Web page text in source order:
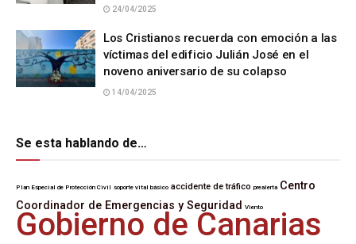
24/04/2025
Los Cristianos recuerda con emoción a las
víctimas del edificio Julián José en el
noveno aniversario de su colapso
14/04/2025
Se esta hablando de…
Plan Especial de Protección Civil soporte vital básico accidente de tráfico prealerta Centro
Coordinador de Emergencias y Seguridad Viento
Gobierno de Canarias